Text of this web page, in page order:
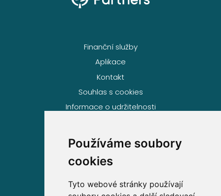
Používáme soubory
cookies
Tyto webové stránky používají
Finanční služby
Aplikace
Kontakt
Souhlas s cookies
Informace o udržitelnosti
Volejte zdarma na
800 63 63 63